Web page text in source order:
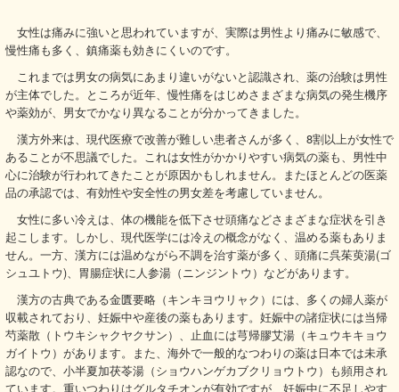
女性は痛みに強いと思われていますが、実際は男性より痛みに敏感で、
慢性痛も多く、鎮痛薬も効きにくいのです。
これまでは男女の病気にあまり違いがないと認識され、薬の治験は男性
が主体でした。ところが近年、慢性痛をはじめさまざまな病気の発生機序
や薬効が、男女でかなり異なることが分かってきました。
漢方外来は、現代医療で改善が難しい患者さんが多く、8割以上が女性で
あることが不思議でした。これは女性がかかりやすい病気の薬も、男性中
心に治験が行われてきたことが原因かもしれません。またほとんどの医薬
品の承認では、有効性や安全性の男女差を考慮していません。
女性に多い冷えは、体の機能を低下させ頭痛などさまざまな症状を引き
起こします。しかし、現代医学には冷えの概念がなく、温める薬もありま
せん。一方、漢方には温めながら不調を治す薬が多く、頭痛に呉茱萸湯(ゴ
シュユトウ)、胃腸症状に人参湯（ニンジントウ）などがあります。
漢方の古典である金匱要略（キンキヨウリャク）には、多くの婦人薬が
収載されており、妊娠中や産後の薬もあります。妊娠中の諸症状には当帰
芍薬散（トウキシャクヤクサン）、止血には芎帰膠艾湯（キュウキキョウ
ガイトウ）があります。また、海外で一般的なつわりの薬は日本では未承
認なので、小半夏加茯苓湯（ショウハンゲカブクリョウトウ）も頻用され
ています。重いつわりはグルタチオンが有効ですが、妊娠中に不足しやす